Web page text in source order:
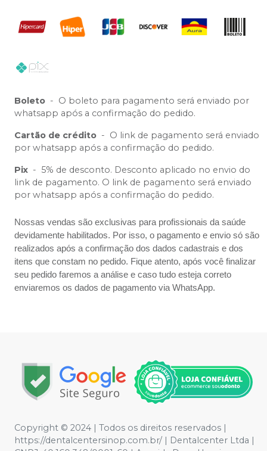
Boleto - O boleto para pagamento será enviado por
whatsapp após a confirmação do pedido.
Cartão de crédito - O link de pagamento será enviado
por whatsapp após a confirmação do pedido.
Pix - 5% de desconto. Desconto aplicado no envio do
link de pagamento. O link de pagamento será enviado
por whatsapp após a confirmação do pedido.
Nossas vendas são exclusivas para profissionais da saúde
devidamente habilitados. Por isso, o pagamento e envio só são
realizados após a confirmação dos dados cadastrais e dos
itens que constam no pedido. Fique atento, após você finalizar
seu pedido faremos a análise e caso tudo esteja correto
enviaremos os dados de pagamento via WhatsApp.
Copyright © 2024 | Todos os direitos reservados |
https://dentalcentersinop.com.br/ | Dentalcenter Ltda |